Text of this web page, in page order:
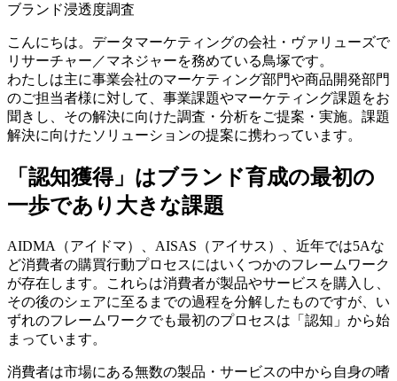
ブランド浸透度調査
こんにちは。データマーケティングの会社・ヴァリューズで
リサーチャー／マネジャーを務めている鳥塚です。
わたしは主に事業会社のマーケティング部門や商品開発部門
のご担当者様に対して、事業課題やマーケティング課題をお
聞きし、その解決に向けた調査・分析をご提案・実施。課題
解決に向けたソリューションの提案に携わっています。
「認知獲得」はブランド育成の最初の
一歩であり大きな課題
AIDMA（アイドマ）、AISAS（アイサス）、近年では5Aな
ど消費者の購買行動プロセスにはいくつかのフレームワーク
が存在します。これらは消費者が製品やサービスを購入し、
その後のシェアに至るまでの過程を分解したものですが、い
ずれのフレームワークでも最初のプロセスは「認知」から始
まっています。
消費者は市場にある無数の製品・サービスの中から自身の嗜